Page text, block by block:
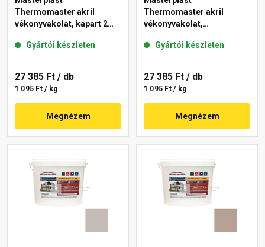
Thermomaster akril
vékonyvakolat, kapart 2
Gyártói készleten
27 385 Ft / db
1 095 Ft / kg
Megnézem
Thermomaster akril
vékonyvakolat,
13-D 25 kg
Gyártói készleten
27 385 Ft / db
1 095 Ft / kg
Megnézem